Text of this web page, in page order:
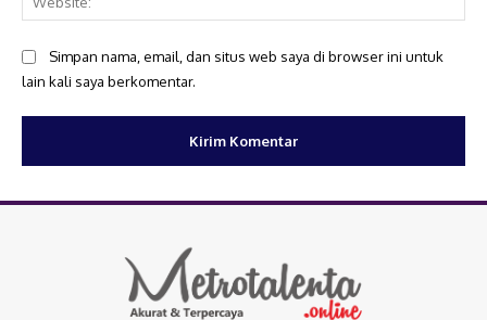
Simpan nama, email, dan situs web saya di browser ini untuk
lain kali saya berkomentar.